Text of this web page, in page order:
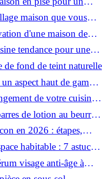
maison que vous
d'une maison de
tendance pour une
de fond de teint naturelle
aspect haut de gamme
de votre cuisine
de lotion au beurre
en 2026 : étapes,
habitable : 7 astuces
visage anti-âge à